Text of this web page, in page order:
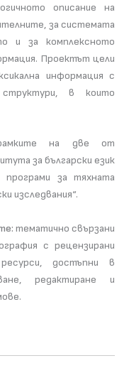
описание на
за системата
и за комплексното
Проектът цели
информация с
в които
на две от
за български език
програми за тяхната
изследвания“.
тематично свързани
с рецензирани
достъпни в
редактиране и